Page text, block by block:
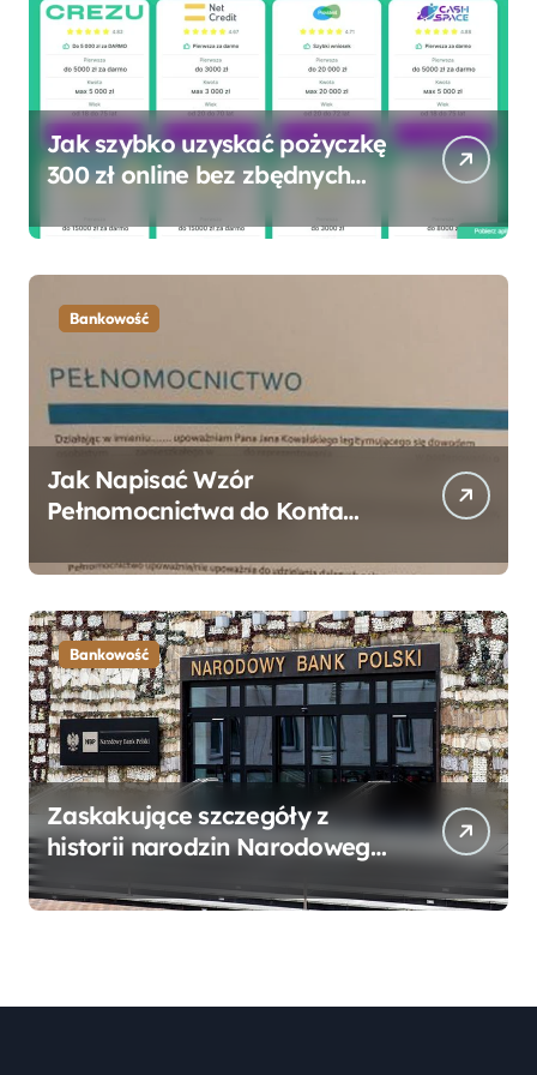
Jak szybko uzyskać pożyczkę
300 zł online bez zbędnych
Bankowość
Jak Napisać Wzór
Pełnomocnictwa do Konta
Przewodnik
Bankowość
Zaskakujące szczegóły z
historii narodzin Narodowego
mogłeś nie wiedzieć